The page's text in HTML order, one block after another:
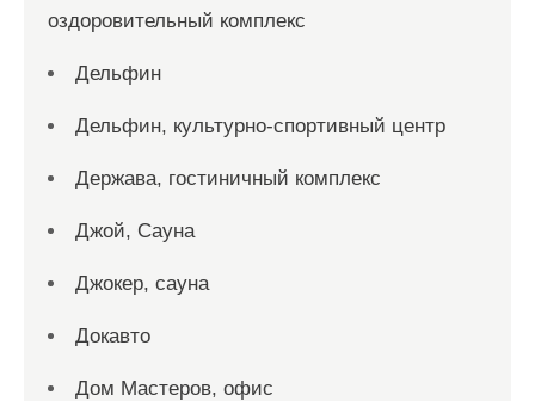
оздоровительный комплекс
Дельфин
Дельфин, культурно-спортивный центр
Держава, гостиничный комплекс
Джой, Сауна
Джокер, сауна
Докавто
Дом Мастеров, офис